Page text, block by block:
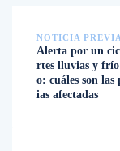
NOTICIA
Alerta por un
rtes lluvias y
o: cuáles son las
ias afectadas